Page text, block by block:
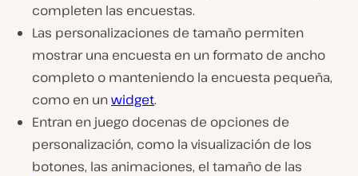
completen las encuestas.
Las personalizaciones de tamaño permiten
mostrar una encuesta en un formato de ancho
completo o manteniendo la encuesta pequeña,
como en unwidget.
Entran en juego docenas de opciones de
personalización, como la visualización de los
botones, las animaciones, el tamaño de las